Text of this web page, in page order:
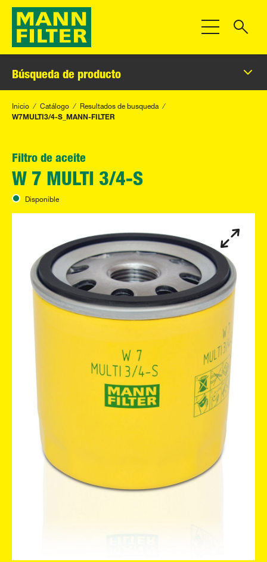
Toggle
Búsqueda de producto
Inicio Catálogo Resultados de busqueda
W7MULTI3/4-S_MANN-FILTER
Filtro de aceite
W 7 MULTI 3/4-S
Disponible